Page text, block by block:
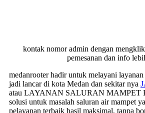
kontak nomor admin dengan
pemesanan dan info
medanrooter hadir untuk melayani
jadi lancar di kota Medan dan sekitar nya
atau LAYANAN SALURAN MAMPET
solusi untuk masalah saluran air mampet
pelayanan terbaik hasil maksimal, tanpa